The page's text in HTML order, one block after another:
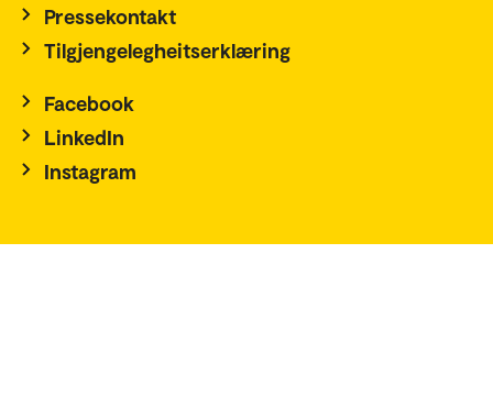
Pressekontakt
Tilgjengelegheitserklæring
Facebook
LinkedIn
Instagram